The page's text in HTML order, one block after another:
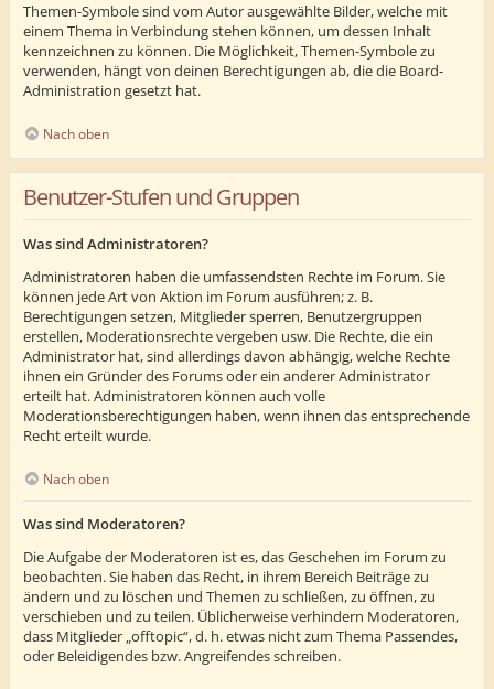
Themen-Symbole sind vom Autor ausgewählte Bilder, welche mit
einem Thema in Verbindung stehen können, um dessen Inhalt
kennzeichnen zu können. Die Möglichkeit, Themen-Symbole zu
verwenden, hängt von deinen Berechtigungen ab, die die Board-
Administration gesetzt hat.
Nach oben
Benutzer-Stufen und Gruppen
Was sind Administratoren?
Administratoren haben die umfassendsten Rechte im Forum. Sie
können jede Art von Aktion im Forum ausführen; z. B.
Berechtigungen setzen, Mitglieder sperren, Benutzergruppen
erstellen, Moderationsrechte vergeben usw. Die Rechte, die ein
Administrator hat, sind allerdings davon abhängig, welche Rechte
ihnen ein Gründer des Forums oder ein anderer Administrator
erteilt hat. Administratoren können auch volle
Moderationsberechtigungen haben, wenn ihnen das entsprechende
Recht erteilt wurde.
Nach oben
Was sind Moderatoren?
Die Aufgabe der Moderatoren ist es, das Geschehen im Forum zu
beobachten. Sie haben das Recht, in ihrem Bereich Beiträge zu
ändern und zu löschen und Themen zu schließen, zu öffnen, zu
verschieben und zu teilen. Üblicherweise verhindern Moderatoren,
dass Mitglieder „offtopic“, d. h. etwas nicht zum Thema Passendes,
oder Beleidigendes bzw. Angreifendes schreiben.